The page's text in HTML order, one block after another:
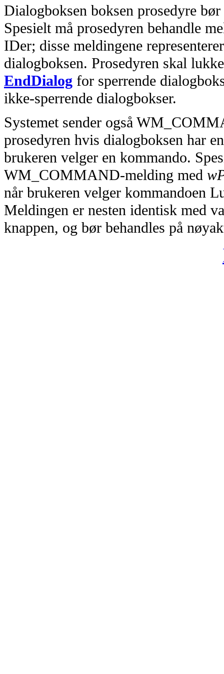
Dialogboksen boksen prosedyre
Spesielt må prosedyren behandle
IDer; disse meldingene
dialogboksen. Prosedyren skal
EndDialog for sperrende
ikke-sperrende dialogbokser.
Systemet sender også
prosedyren hvis dialogboksen har
brukeren velger en kommando.
WM_COMMAND-melding med
når brukeren velger kommandoen
Meldingen er nesten identisk med
knappen, og bør behandles på